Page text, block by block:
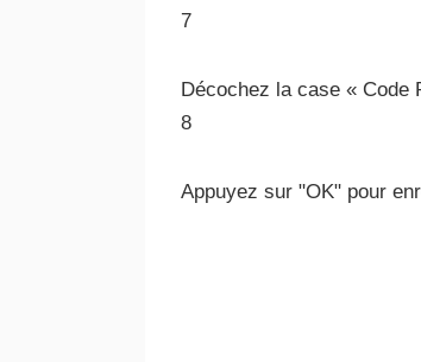
7
Décochez la case « Code
8
Appuyez sur "OK" pour